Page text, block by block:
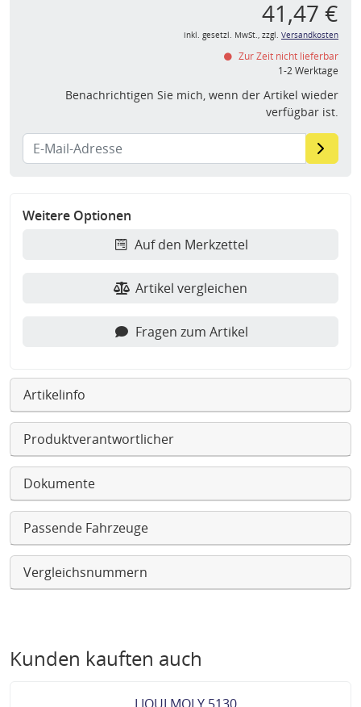
41,47 €
inkl. gesetzl. MwSt., zzgl. Versandkosten
Zur Zeit nicht lieferbar
1-2 Werktage
Benachrichtigen Sie mich, wenn der Artikel wieder
verfügbar ist.
Weitere Optionen
Auf den Merkzettel
Artikel vergleichen
Fragen zum Artikel
Artikelinfo
Produktverantwortlicher
Dokumente
Passende Fahrzeuge
Vergleichsnummern
Kunden kauften auch